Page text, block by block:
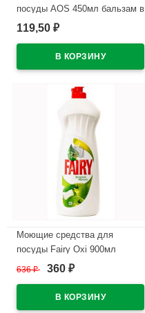
посуды АОS 450мл бальзам в
ассортименте
119,50 ₽
Моющие средства для
посуды Fairy Oxi 900мл
Ромашка и Витамин Е
636₽ 360 ₽